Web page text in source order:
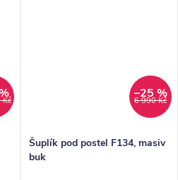
6 990 Kč
–25 %
Šuplík pod postel F134, masiv
buk